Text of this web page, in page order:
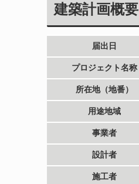
建築計画概要
届出日
プロジェクト名称
所在地（地番）
用途地域
事業者
設計者
施工者